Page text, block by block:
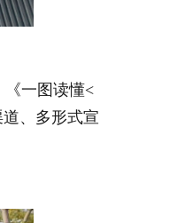
一图读懂<
、多形式宣